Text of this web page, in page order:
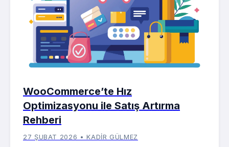
WooCommerce’te Hız
Optimizasyonu ile Satış Artırma
Rehberi
27 ŞUBAT 2026 • KADIR GÜLMEZ